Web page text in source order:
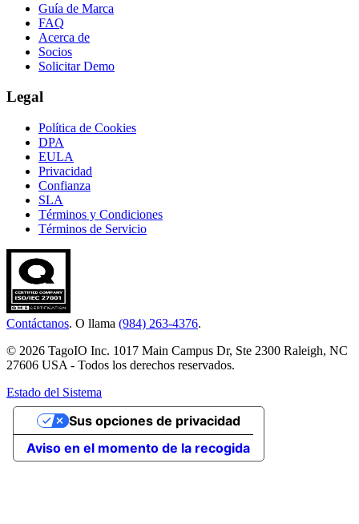
Guía de Marca
FAQ
Acerca de
Socios
Solicitar Demo
Legal
Política de Cookies
DPA
EULA
Privacidad
Confianza
SLA
Términos y Condiciones
Términos de Servicio
Contáctanos. O llama (984) 263-4376.
© 2026 TagoIO Inc. 1017 Main Campus Dr, Ste 2300 Raleigh, NC
27606 USA - Todos los derechos reservados.
Estado del Sistema
Aviso en el momento de la recogida
Sus opciones de privacidad